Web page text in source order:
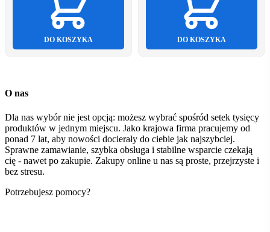
DO KOSZYKA DO KOSZYKA
O nas
Dla nas wybór nie jest opcją: możesz wybrać spośród setek tysięcy
produktów w jednym miejscu. Jako krajowa firma pracujemy od
ponad 7 lat, aby nowości docierały do ciebie jak najszybciej.
Sprawne zamawianie, szybka obsługa i stabilne wsparcie czekają
cię - nawet po zakupie. Zakupy online u nas są proste, przejrzyste i
bez stresu.
Potrzebujesz pomocy?